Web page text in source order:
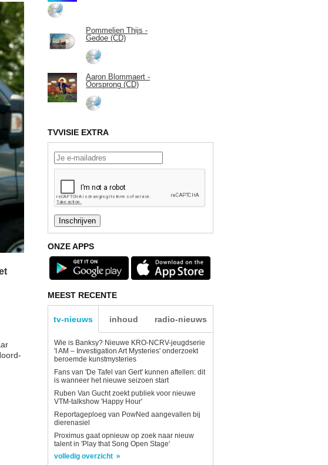
Pommelien Thijs -
Gedoe (CD)
Aaron Blommaert -
Oorsprong (CD)
TVVISIE EXTRA
ONZE APPS
MEEST RECENTE
tv-nieuws inhoud radio-nieuws
Wie is Banksy? Nieuwe KRO-NCRV-jeugdserie
'I AM – Investigation Art Mysteries' onderzoekt
beroemde kunstmysteries
Fans van 'De Tafel van Gert' kunnen aftellen: dit
is wanneer het nieuwe seizoen start
Ruben Van Gucht zoekt publiek voor nieuwe
VTM-talkshow 'Happy Hour'
Reportageploeg van PowNed aangevallen bij
dierenasiel
Proximus gaat opnieuw op zoek naar nieuw
talent in 'Play that Song Open Stage'
volledig overzicht